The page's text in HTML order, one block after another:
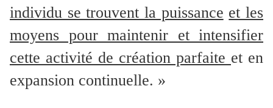
individu se trouvent la puissance et les
moyens pour maintenir et intensifier
cette activité de création parfaite et en
expansion continuelle. »